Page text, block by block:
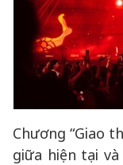
Chương “Giao
giữa hiện tại